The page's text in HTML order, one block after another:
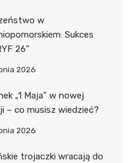
w
Sukces
26”
2026
„1 Maja” w nowej
– co musisz wiedzieć?
2026
trojaczki wracają do